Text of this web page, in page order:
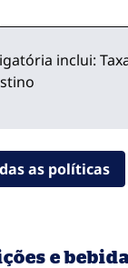
inclui:
as políticas
e